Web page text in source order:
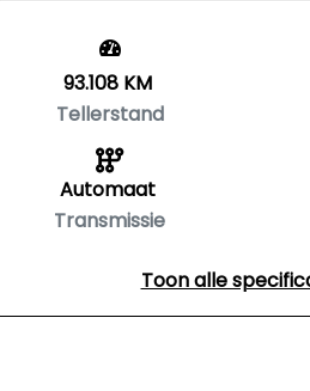
93.108 KM
Tellerstand
Automaat
Transmissie
Toon alle